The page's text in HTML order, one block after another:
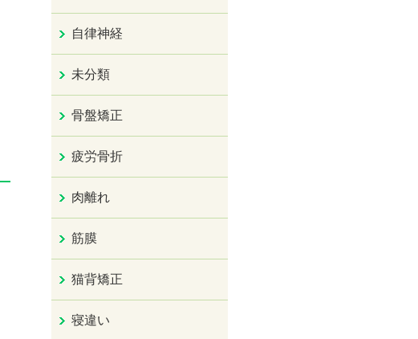
自律神経
未分類
骨盤矯正
疲労骨折
肉離れ
筋膜
猫背矯正
寝違い